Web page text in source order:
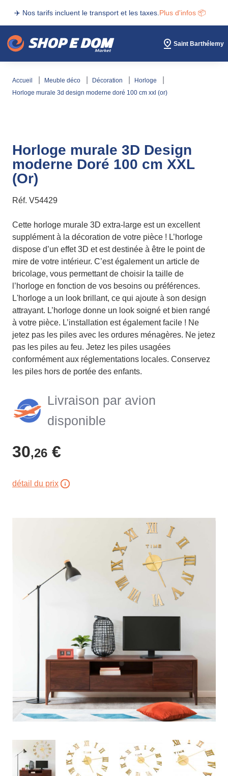
✈️ Nos tarifs incluent le transport et les taxes. Plus d'infos 📦
Saint Barthélemy
accueil meuble déco décoration
horloge
horloge murale 3d design moderne doré 100 cm xxl (or)
Horloge murale 3D Design
moderne Doré 100 cm XXL
(Or)
Réf. V54429
Cette horloge murale 3D extra-large est un excellent
supplément à la décoration de votre pièce ! L’horloge
dispose d’un effet 3D et est destinée à être le point de
mire de votre intérieur. C’est également un article de
bricolage, vous permettant de choisir la taille de
l’horloge en fonction de vos besoins ou préférences.
L'horloge a un look brillant, ce qui ajoute à son design
attrayant. L’horloge donne un look soigné et bien rangé
à votre pièce. L’installation est également facile ! Ne
jetez pas les piles avec les ordures ménagères. Ne jetez
pas les piles au feu. Jetez les piles usagées
conformément aux réglementations locales. Conservez
les piles hors de portée des enfants.
Livraison par avion
disponible
30,26 €
détail du prix